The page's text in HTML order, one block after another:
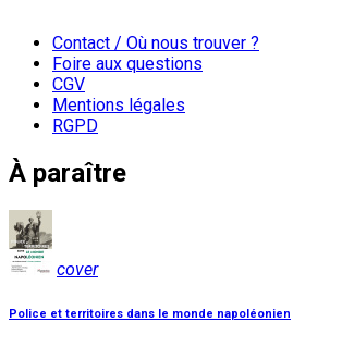
Contact / Où nous trouver ?
Foire aux questions
CGV
Mentions légales
RGPD
À paraître
cover
Police et territoires dans le monde napoléonien